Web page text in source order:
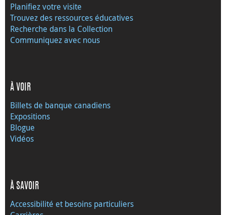
Planifiez votre visite
Trouvez des ressources éducatives
Recherche dans la Collection
Communiquez avec nous
À VOIR
Billets de banque canadiens
Expositions
Blogue
Vidéos
À SAVOIR
Accessibilité et besoins particuliers